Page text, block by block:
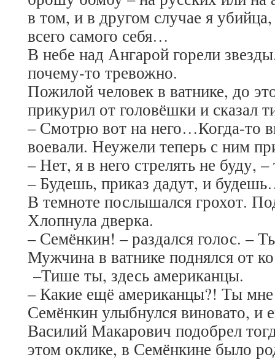
в том, и в другом случае я
всего самого себя…
В небе над Ангарой горели
почему-то тревожно.
Пожилой человек в ватнике, до
прикурил от головёшки и сказал
– Смотрю вот на него…Когда-то
воевали. Неужели теперь с ним
– Нет, я в него стрелять не буду,
– Будешь, приказ дадут, и
В темноте послышался грохот.
Хлопнула дверка.
– Семёнкин! – раздался голос. –
Мужчина в ватнике поднялся от
–Тише ты, здесь американцы.
– Какие ещё американцы?! Ты
Семёнкин улыбнулся виновато, и
Василий Макарович подобрел
этом оклике, в Семёнкине было